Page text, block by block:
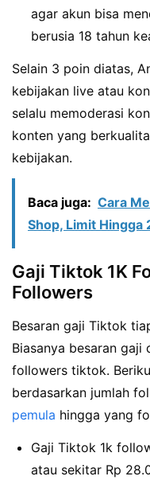
agar akun bisa
berusia 18 tahun
Selain 3 poin diatas,
kebijakan live atau
selalu memoderasi
konten yang
kebijakan.
Baca juga: Cara
Shop, Limit Hingga
Gaji Tiktok 1K
Followers
Besaran gaji Tiktok
Biasanya besaran gaji
followers tiktok.
berdasarkan jumlah
pemula hingga yang
Gaji Tiktok 1k
atau sekitar Rp